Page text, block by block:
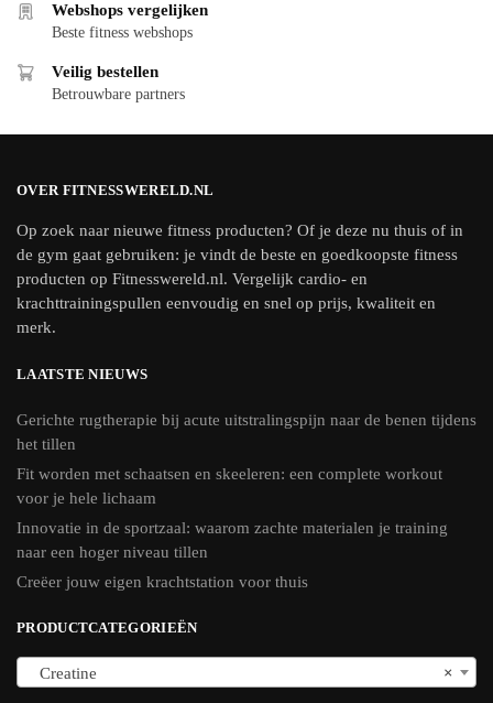
Webshops vergelijken
Beste fitness webshops
Veilig bestellen
Betrouwbare partners
OVER FITNESSWERELD.NL
Op zoek naar nieuwe fitness producten? Of je deze nu thuis of in
de gym gaat gebruiken: je vindt de beste en goedkoopste fitness
producten op Fitnesswereld.nl. Vergelijk cardio- en
krachttrainingspullen eenvoudig en snel op prijs, kwaliteit en
merk.
LAATSTE NIEUWS
Gerichte rugtherapie bij acute uitstralingspijn naar de benen tijdens
het tillen
Fit worden met schaatsen en skeeleren: een complete workout
voor je hele lichaam
Innovatie in de sportzaal: waarom zachte materialen je training
naar een hoger niveau tillen
Creëer jouw eigen krachtstation voor thuis
PRODUCTCATEGORIEËN
×
Creatine